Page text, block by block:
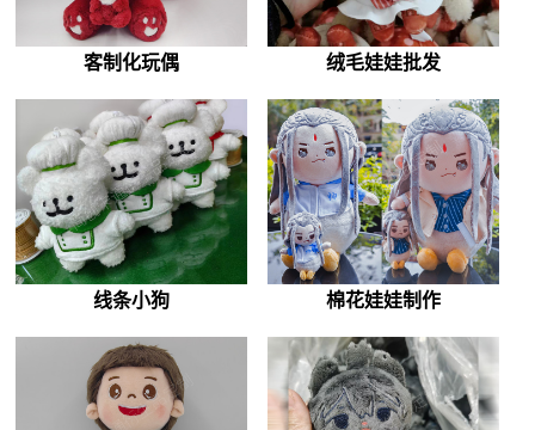
客制化玩偶 绒毛娃娃批发
线条小狗 棉花娃娃制作